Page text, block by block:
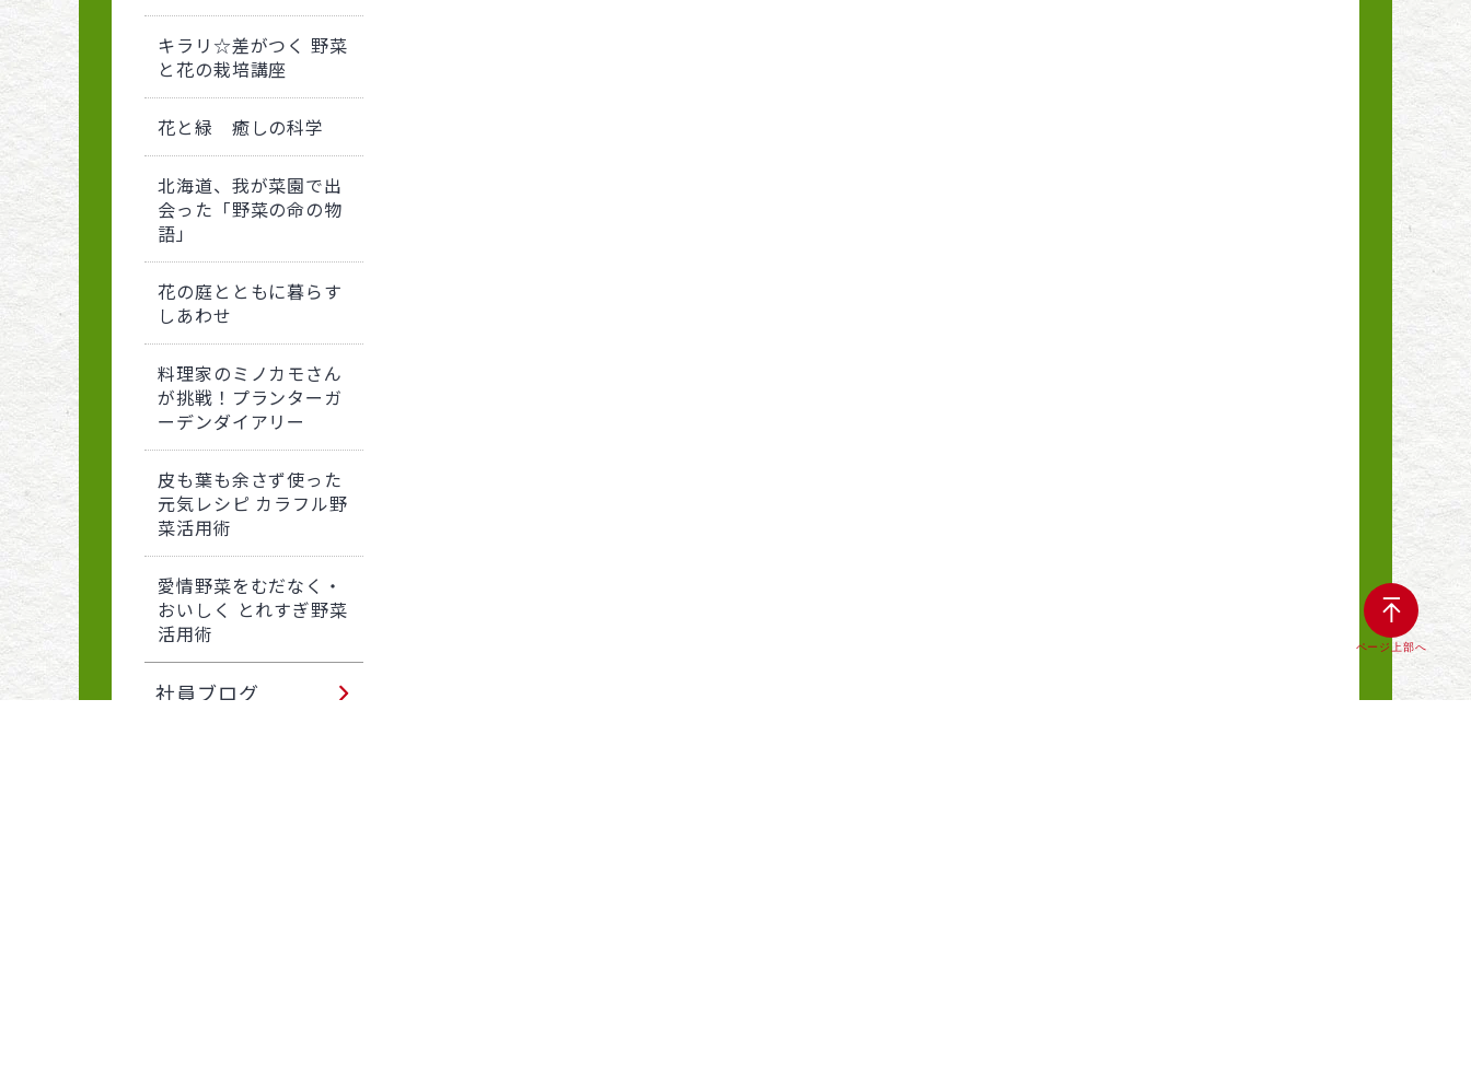
キラリ☆差がつく 野菜
と花の栽培講座
花と緑 癒しの科学
北海道、我が菜園で出
会った「野菜の命の物
語」
花の庭とともに暮らす
しあわせ
料理家のミノカモさん
が挑戦！プランターガ
ーデンダイアリー
皮も葉も余さず使った
元気レシピ カラフル野
菜活用術
愛情野菜をむだなく・
おいしく とれすぎ野菜
活用術
社員ブログ
ページ上部へ